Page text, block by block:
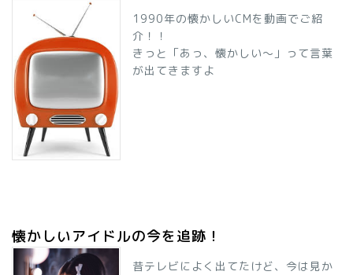
1990年の懐かしいCMを動画でご紹
介！！
きっと「あっ、懐かしい～」って言葉
が出てきますよ
懐かしいアイドルの今を追跡！
昔テレビによく出てたけど、今は見か